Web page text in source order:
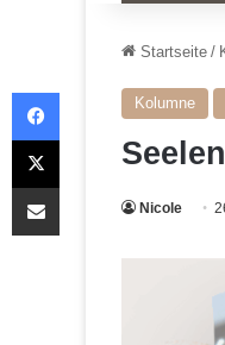
Startseite /
Kolumne
Nicole
Facebook
X
Teile per E-Mail